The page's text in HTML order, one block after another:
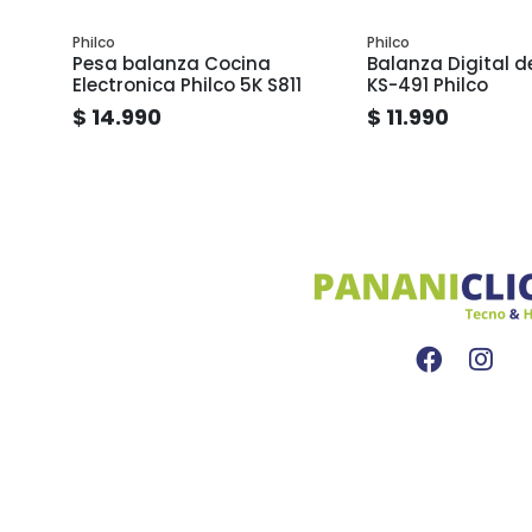
Philco
Pesa balanza Cocina
Electronica Philco 5K S811
$ 14.990
Philco
Balanza Digital
KS-491 Philco
$ 11.990